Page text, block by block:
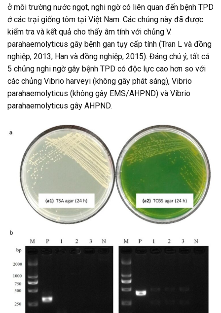
ở môi trường nước ngọt, nghi ngờ có liên quan đến bệnh TPD
ở các trại giống tôm tại Việt Nam. Các chủng này đã được
kiểm tra và kết quả cho thấy âm tính với chủng V.
parahaemolyticus gây bệnh gan tụy cấp tính (Tran L và đồng
nghiệp, 2013; Han và đồng nghiệp, 2015). Đáng chú ý, tất cả
5 chủng nghi ngờ gây bệnh TPD có độc lực cao hơn so với
các chủng Vibrio harveyi (không gây phát sáng), Vibrio
parahaemolyticus (không gây EMS/AHPND) và Vibrio
parahaemolyticus gây AHPND.